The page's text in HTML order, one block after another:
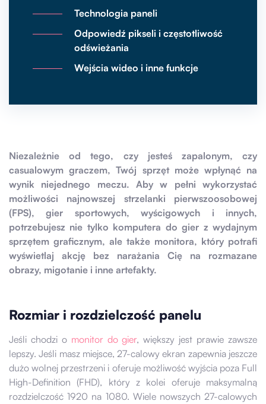
Technologia paneli
Odpowiedź pikseli i częstotliwość
odświeżania
Wejścia wideo i inne funkcje
Niezależnie od tego, czy jesteś zapalonym, czy
casualowym graczem, Twój sprzęt może wpłynąć na
wynik niejednego meczu. Aby w pełni wykorzystać
możliwości najnowszej strzelanki pierwszoosobowej
(FPS), gier sportowych, wyścigowych i innych,
potrzebujesz nie tylko komputera do gier z wydajnym
sprzętem graficznym, ale także monitora, który potrafi
wyświetlaj akcję bez narażania Cię na rozmazane
obrazy, migotanie i inne artefakty.
Rozmiar i rozdzielczość panelu
Jeśli chodzi o monitor do gier, większy jest prawie zawsze
lepszy. Jeśli masz miejsce, 27-calowy ekran zapewnia jeszcze
dużo wolnej przestrzeni i oferuje możliwość wyjścia poza Full
High-Definition (FHD), który z kolei oferuje maksymalną
rozdzielczość 1920 na 1080. Wiele nowszych 27-calowych